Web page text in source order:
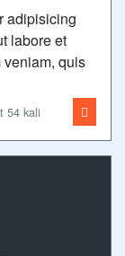
adipisicing
labore et
quis
54 kali